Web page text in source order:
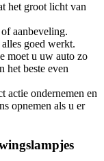
het groot licht van
aanbeveling.
goed werkt.
moet u uw auto zo
het beste even
actie ondernemen en
opnemen als u er